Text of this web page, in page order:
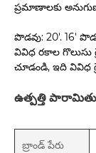
ప్రమాణాలకు
పొడవు: 20'. 16'
వివిధ రకాల
చూడండి, ఇది వివిధ
ఉత్పత్తి
బ్రాండ్ పేరు